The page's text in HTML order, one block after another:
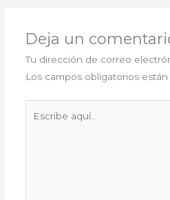
Deja un
Tu dirección de correo
Los campos obligatorios